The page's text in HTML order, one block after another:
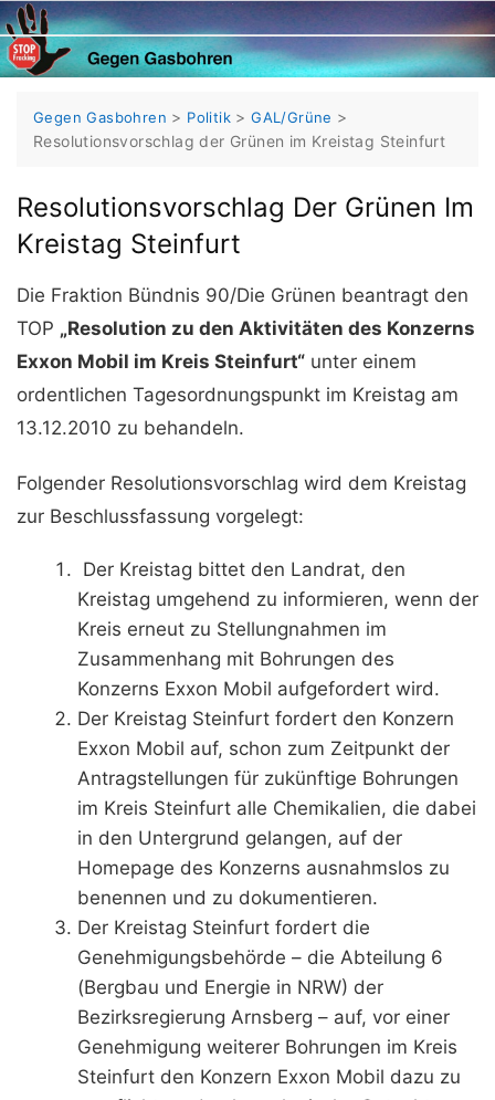
Skip
to
content
Gegen Gasbohren > Politik >GAL/Grüne >
Resolutionsvorschlag der Grünen im Kreistag Steinfurt
Resolutionsvorschlag Der Grünen Im
Kreistag Steinfurt
Die Fraktion Bündnis 90/Die Grünen beantragt den
TOP „Resolution zu den Aktivitäten des Konzerns
Exxon Mobil im Kreis Steinfurt“ unter einem
ordentlichen Tagesordnungspunkt im Kreistag am
13.12.2010 zu behandeln.
Folgender Resolutionsvorschlag wird dem Kreistag
zur Beschlussfassung vorgelegt:
Der Kreistag bittet den Landrat, den
Kreistag umgehend zu informieren, wenn der
Kreis erneut zu Stellungnahmen im
Zusammenhang mit Bohrungen des
Konzerns Exxon Mobil aufgefordert wird.
Der Kreistag Steinfurt fordert den Konzern
Exxon Mobil auf, schon zum Zeitpunkt der
Antragstellungen für zukünftige Bohrungen
im Kreis Steinfurt alle Chemikalien, die dabei
in den Untergrund gelangen, auf der
Homepage des Konzerns ausnahmslos zu
benennen und zu dokumentieren.
Der Kreistag Steinfurt fordert die
Genehmigungsbehörde – die Abteilung 6
(Bergbau und Energie in NRW) der
Bezirksregierung Arnsberg – auf, vor einer
Genehmigung weiterer Bohrungen im Kreis
Steinfurt den Konzern Exxon Mobil dazu zu